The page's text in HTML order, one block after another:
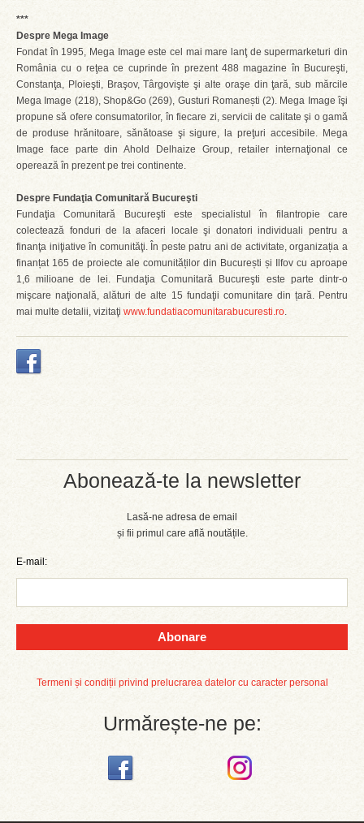
Abonează-te la newsletter
Lasă-ne adresa de email
și fii primul care află noutățile.
E-mail:
Abonare
Termeni și condiții privind prelucrarea datelor cu caracter personal
Urmărește-ne pe:
***
Despre Mega Image
Fondat în 1995, Mega Image este cel mai mare lanţ de supermarketuri din
România cu o reţea ce cuprinde în prezent 488 magazine în Bucureşti,
Constanţa, Ploieşti, Braşov, Târgovişte şi alte oraşe din ţară, sub mărcile
Mega Image (218), Shop&Go (269), Gusturi Romanești (2). Mega Image îşi
propune să ofere consumatorilor, în fiecare zi, servicii de calitate şi o gamă
de produse hrănitoare, sănătoase şi sigure, la preţuri accesibile. Mega
Image face parte din Ahold Delhaize Group, retailer internaţional ce
operează în prezent pe trei continente.
Despre Fundaţia Comunitară Bucureşti
Fundaţia Comunitară Bucureşti este specialistul în filantropie care
colectează fonduri de la afaceri locale şi donatori individuali pentru a
finanţa iniţiative în comunităţi. În peste patru ani de activitate, organizația a
finanțat 165 de proiecte ale comunităților din București și Ilfov cu aproape
1,6 milioane de lei. Fundaţia Comunitară Bucureşti este parte dintr-o
mişcare naţională, alături de alte 15 fundaţii comunitare din țară. Pentru
mai multe detalii, vizitaţi www.fundatiacomunitarabucuresti.ro.